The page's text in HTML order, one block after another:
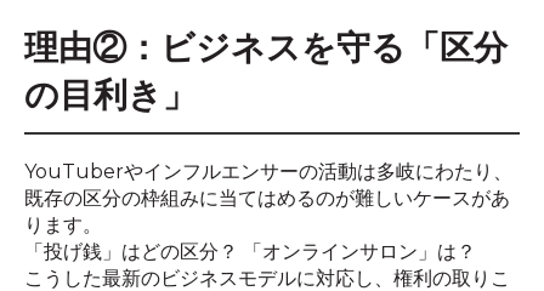
理由②：ビジネスを守る「区分
の目利き」
YouTuberやインフルエンサーの活動は多岐にわたり、
既存の区分の枠組みに当てはめるのが難しいケースがあ
ります。
「投げ銭」はどの区分？ 「オンラインサロン」は？
こうした最新のビジネスモデルに対応し、権利の取りこ